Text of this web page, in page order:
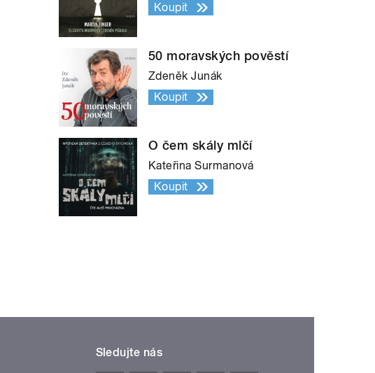
Koupit
50 moravských pověstí
Zdeněk Junák
Koupit
O čem skály mlčí
Kateřina Surmanová
Koupit
Sledujte nás